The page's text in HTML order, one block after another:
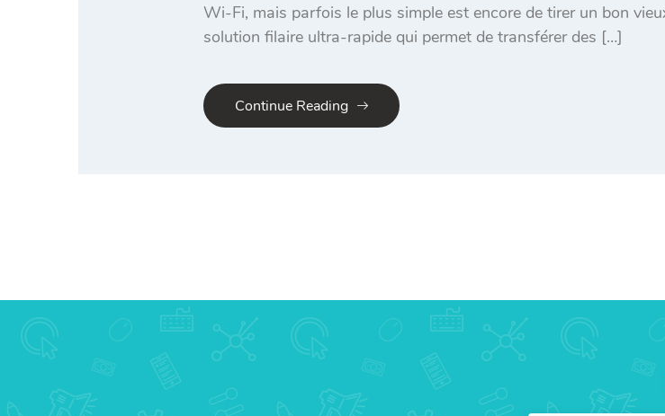
Wi-Fi, mais parfois le plus simple est encore de tirer un bon
solution filaire ultra-rapide qui permet de transférer des […]
Continue Reading